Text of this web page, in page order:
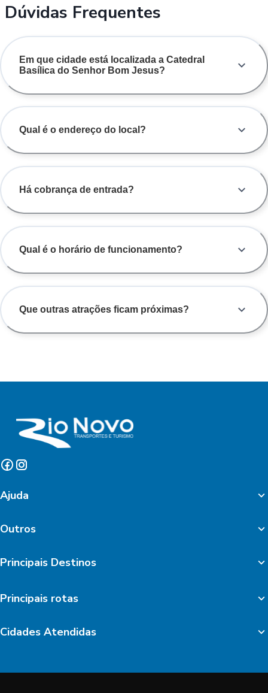
Dúvidas Frequentes
Em que cidade está localizada a Catedral
Basílica do Senhor Bom Jesus?
Qual é o endereço do local?
Há cobrança de entrada?
Qual é o horário de funcionamento?
Que outras atrações ficam próximas?
Ajuda
Outros
Principais Destinos
Principais rotas
Cidades Atendidas